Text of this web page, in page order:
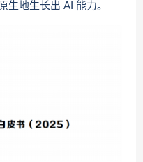
生地生长出 AI 能力。